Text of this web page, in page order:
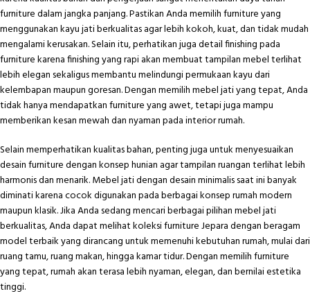
furniture dalam jangka panjang. Pastikan Anda memilih furniture yang
menggunakan kayu jati berkualitas agar lebih kokoh, kuat, dan tidak mudah
mengalami kerusakan. Selain itu, perhatikan juga detail finishing pada
furniture karena finishing yang rapi akan membuat tampilan mebel terlihat
lebih elegan sekaligus membantu melindungi permukaan kayu dari
kelembapan maupun goresan. Dengan memilih mebel jati yang tepat, Anda
tidak hanya mendapatkan furniture yang awet, tetapi juga mampu
memberikan kesan mewah dan nyaman pada interior rumah.
Selain memperhatikan kualitas bahan, penting juga untuk menyesuaikan
desain furniture dengan konsep hunian agar tampilan ruangan terlihat lebih
harmonis dan menarik. Mebel jati dengan desain minimalis saat ini banyak
diminati karena cocok digunakan pada berbagai konsep rumah modern
maupun klasik. Jika Anda sedang mencari berbagai pilihanmebel jati
berkualitas, Anda dapat melihat koleksi furniture Jepara dengan beragam
model terbaik yang dirancang untuk memenuhi kebutuhan rumah, mulai dari
ruang tamu, ruang makan, hingga kamar tidur. Dengan memilih furniture
yang tepat, rumah akan terasa lebih nyaman, elegan, dan bernilai estetika
tinggi.